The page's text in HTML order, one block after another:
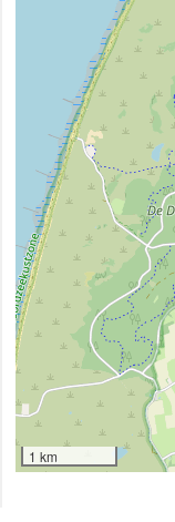
1 km